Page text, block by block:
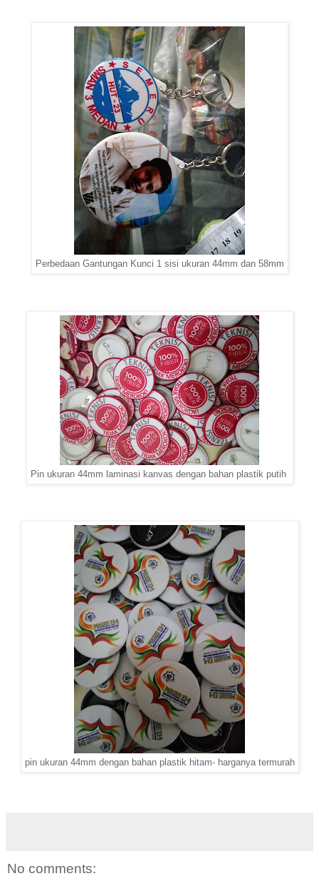
Perbedaan Gantungan Kunci 1 sisi ukuran 44mm dan 58mm
Pin ukuran 44mm laminasi kanvas dengan bahan plastik putih
pin ukuran 44mm dengan bahan plastik hitam- harganya termurah
No comments: